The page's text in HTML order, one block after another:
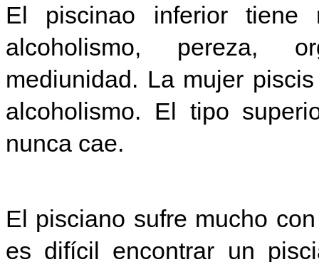
El piscinao inferior tiene
alcoholismo, pereza,
mediunidad. La mujer
alcoholismo. El tipo
nunca cae.
El pisciano sufre mucho
es difícil encontrar un